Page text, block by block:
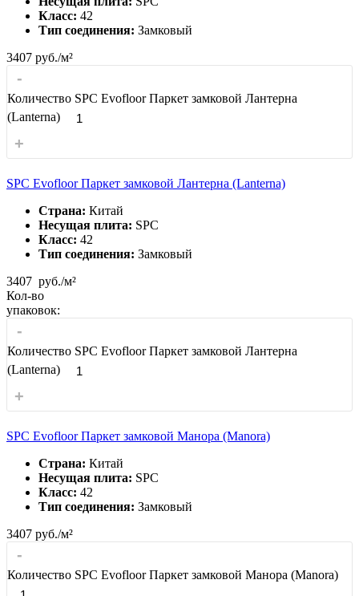
Класс: 42
Тип соединения: Замковый
3407 руб./м²
-
Количество SPC Evofloor Паркет замковой Лантерна
(Lanterna)
+
SPC Evofloor Паркет замковой Лантерна (Lanterna)
Страна: Китай
Несущая плита: SPC
Класс: 42
Тип соединения: Замковый
3407 руб./м²
Кол-во
упаковок:
-
Количество SPC Evofloor Паркет замковой Лантерна
(Lanterna)
+
SPC Evofloor Паркет замковой Манора (Manora)
Страна: Китай
Несущая плита: SPC
Класс: 42
Тип соединения: Замковый
3407 руб./м²
-
Количество SPC Evofloor Паркет замковой Манора (Manora)